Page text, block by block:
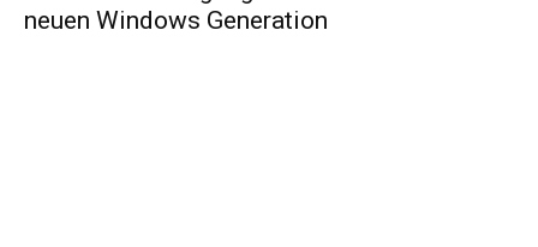
neuen Windows Generation